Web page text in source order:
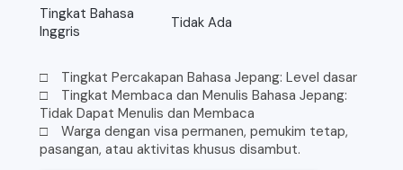
Tingkat Bahasa
Inggris
Tidak Ada
□ Tingkat Percakapan Bahasa Jepang: Level dasar
□ Tingkat Membaca dan Menulis Bahasa Jepang:
Tidak Dapat Menulis dan Membaca
□ Warga dengan visa permanen, pemukim tetap,
pasangan, atau aktivitas khusus disambut.